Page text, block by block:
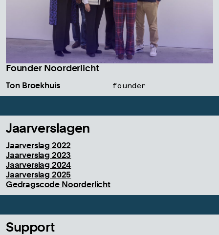
Founder Noorderlicht
Ton Broekhuis founder
Jaarverslagen
Jaarverslag 2022
Jaarverslag 2023
Jaarverslag 2024
Jaarverslag 2025
Gedragscode Noorderlicht
Support